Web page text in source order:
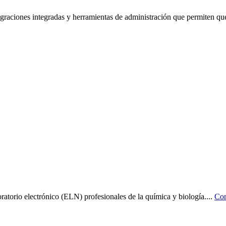
integradas y herramientas de administración que permiten
electrónico (ELN) profesionales de la química y biología....